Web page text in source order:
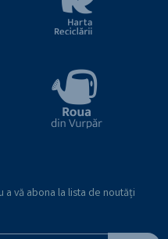
vă abona la lista de noutăți